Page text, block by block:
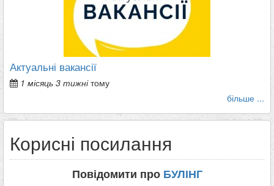
Актуальні вакансії
1 місяць 3 тижнітому
більше ...
Корисні посилання
Повідомити про БУЛІНГ